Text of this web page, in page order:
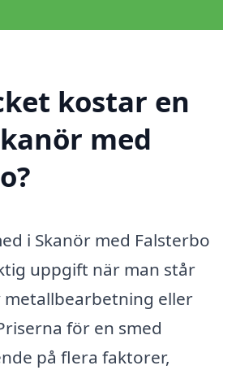
kostar en
med
i Skanör med Falsterbo
uppgift när man står
metallbearbetning eller
för en smed
på flera faktorer,